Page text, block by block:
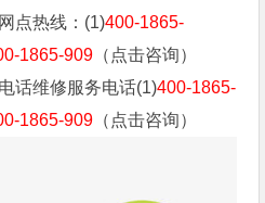
点热线：(1)400-1865-
1865-909 （点击咨询）
话维修服务电话(1)400-1865-
1865-909 （点击咨询）